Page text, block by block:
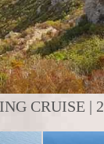
CRUISE |